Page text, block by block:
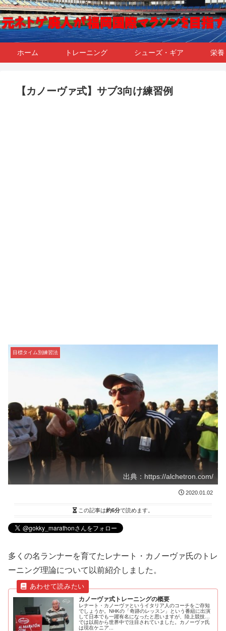
ホーム トレーニング シューズ・ギア 栄
【カノーヴァ式】サブ3向け練習例
目標タイム別練習法
出典：https://alchetron.com/
2020.01.02
この記事は約6分で読めます。
多くの名ランナーを育てたレナート・カノーヴァ氏のトレ
ーニング理論について以前紹介しました。
カノーヴァ式トレーニングの概要
レナート・カノーヴァというイタリア人のコーチをご存知
でしょうか。NHKの「奇跡のレッスン」という番組に出演
して日本でも一躍有名になったと思いますが、陸上競技界
では以前から世界中で注目されていました。カノーヴァ氏
は現在ケニア...